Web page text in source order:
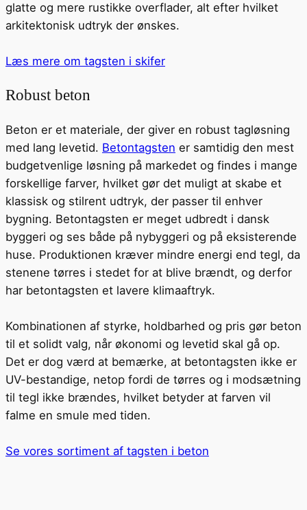
glatte og mere rustikke overflader, alt efter hvilket
arkitektonisk udtryk der ønskes.
Læs mere om tagsten i skifer
Robust beton
Beton er et materiale, der giver en robust tagløsning
med lang levetid. Betontagsten er samtidig den mest
budgetvenlige løsning på markedet og findes i mange
forskellige farver, hvilket gør det muligt at skabe et
klassisk og stilrent udtryk, der passer til enhver
bygning. Betontagsten er meget udbredt i dansk
byggeri og ses både på nybyggeri og på eksisterende
huse. Produktionen kræver mindre energi end tegl, da
stenene tørres i stedet for at blive brændt, og derfor
har betontagsten et lavere klimaaftryk.
Kombinationen af styrke, holdbarhed og pris gør beton
til et solidt valg, når økonomi og levetid skal gå op.
Det er dog værd at bemærke, at betontagsten ikke er
UV-bestandige, netop fordi de tørres og i modsætning
til tegl ikke brændes, hvilket betyder at farven vil
falme en smule med tiden.
Se vores sortiment af tagsten i beton